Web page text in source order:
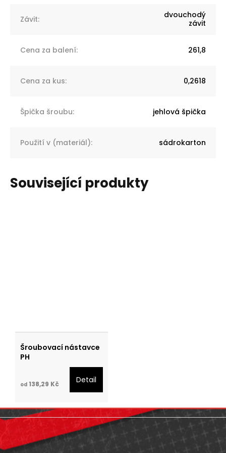
Závit:
dvouchodý
závit
Cena za balení: 261,8
Cena za kus: 0,2618
Špička šroubu: jehlová špička
Použití v (materiál): sádrokarton
Související produkty
Šroubovací nástavce
PH
od 138,29 Kč Detail
Z
á